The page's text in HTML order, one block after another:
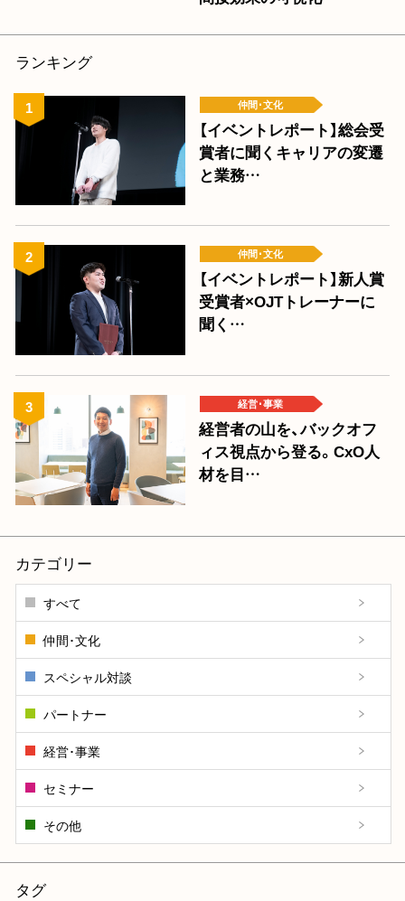
ランキング
仲間･文化
【イベントレポート】総会受
賞者に聞くキャリアの変遷
と業務…
仲間･文化
【イベントレポート】新人賞
受賞者×OJTトレーナーに
聞く…
経営･事業
経営者の山を、バックオフ
ィス視点から登る。CxO人
材を目…
カテゴリー
すべて
仲間･文化
スペシャル対談
パートナー
経営･事業
セミナー
その他
タグ